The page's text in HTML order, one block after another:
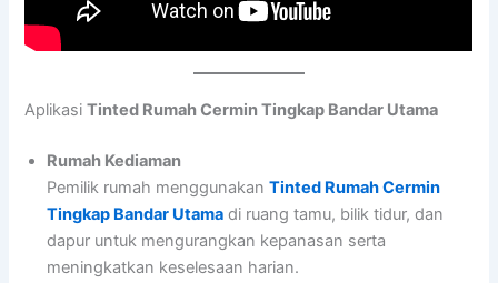
AplikasiTinted Rumah Cermin Tingkap Bandar Utama
Rumah Kediaman
Pemilik rumah menggunakanTinted Rumah Cermin
Tingkap Bandar Utama di ruang tamu, bilik tidur, dan
dapur untuk mengurangkan kepanasan serta
meningkatkan keselesaan harian.